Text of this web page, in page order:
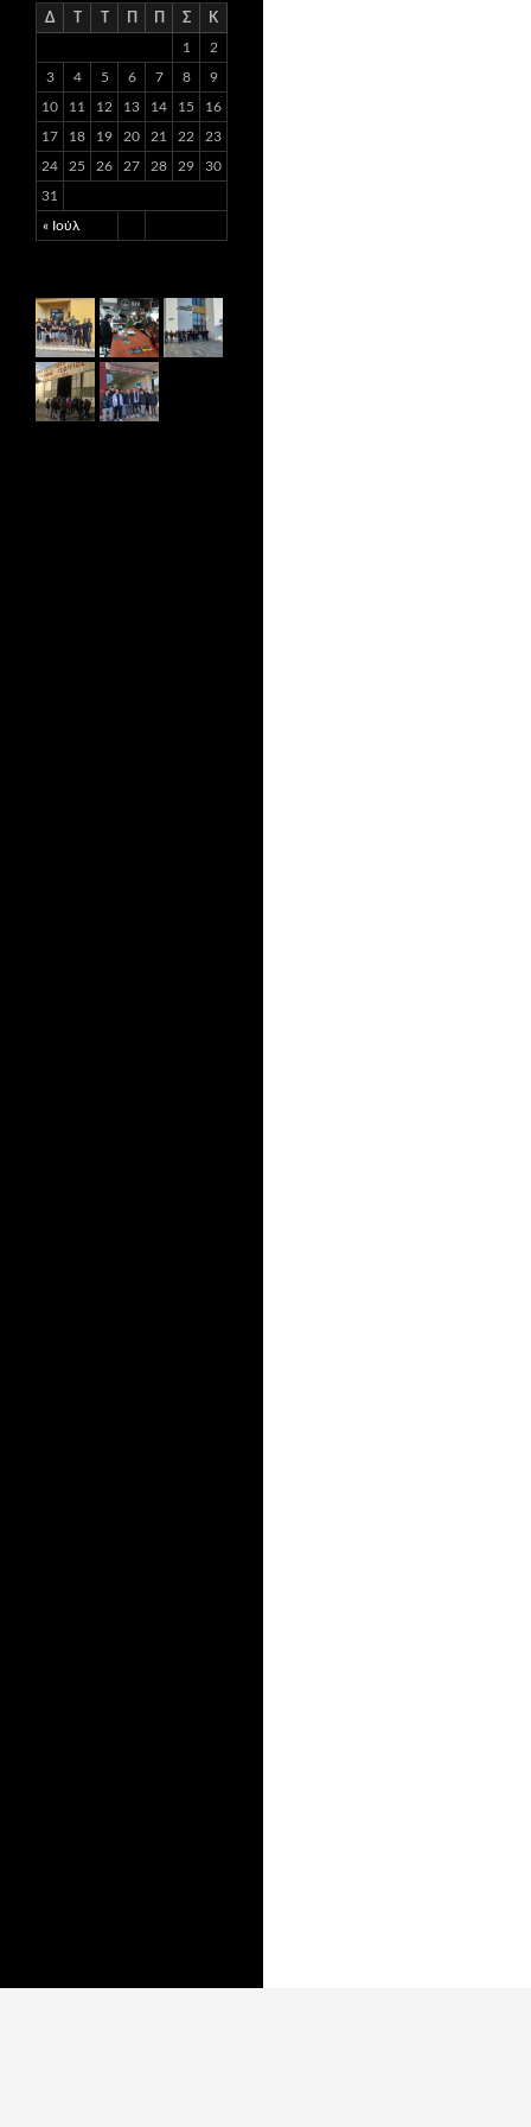
Δ Τ Τ Π Π Σ Κ
« Ιούλ
1 2
3 4 5 6 7 8 9
10 11 12 13 14 15 16
17 18 19 20 21 22 23
24 25 26 27 28 29 30
31